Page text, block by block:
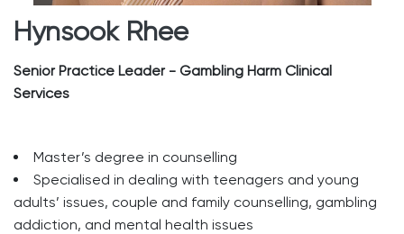
Hynsook Rhee
Senior Practice Leader - Gambling Harm Clinical
Services
Master’s degree in counselling
Specialised in dealing with teenagers and young
adults’ issues, couple and family counselling, gambling
addiction, and mental health issues